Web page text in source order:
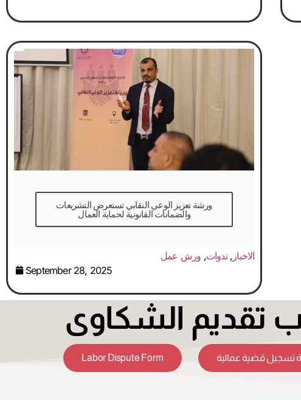
والضمانات القانونية لحماية العمال
الاخبار ,ندوات, ورش عمل
September 28, 2025
تقديم الشكاوى
Labor Dispute Form تسجيل قضية عمالية